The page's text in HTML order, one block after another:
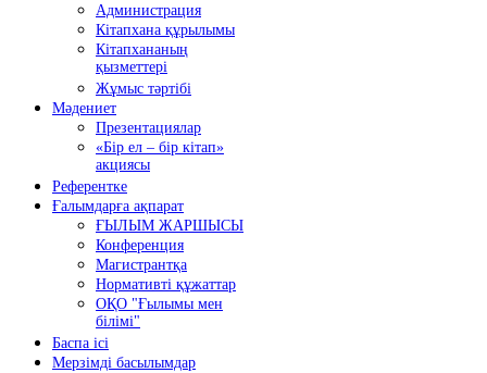
Администрация
Кітапхана құрылымы
Кітапхананың
қызметтері
Жұмыс тәртібі
Мәдениет
Презентациялар
«Бір ел – бір кітап»
акциясы
Референтке
Ғалымдарға ақпарат
ҒЫЛЫМ ЖАРШЫСЫ
Конференция
Магистрантқа
Нормативті құжаттар
ОҚО "Ғылымы мен
білімі"
Баспа ісі
Мерзімді басылымдар